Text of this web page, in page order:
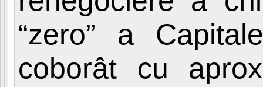
“zero” a
coborât cu